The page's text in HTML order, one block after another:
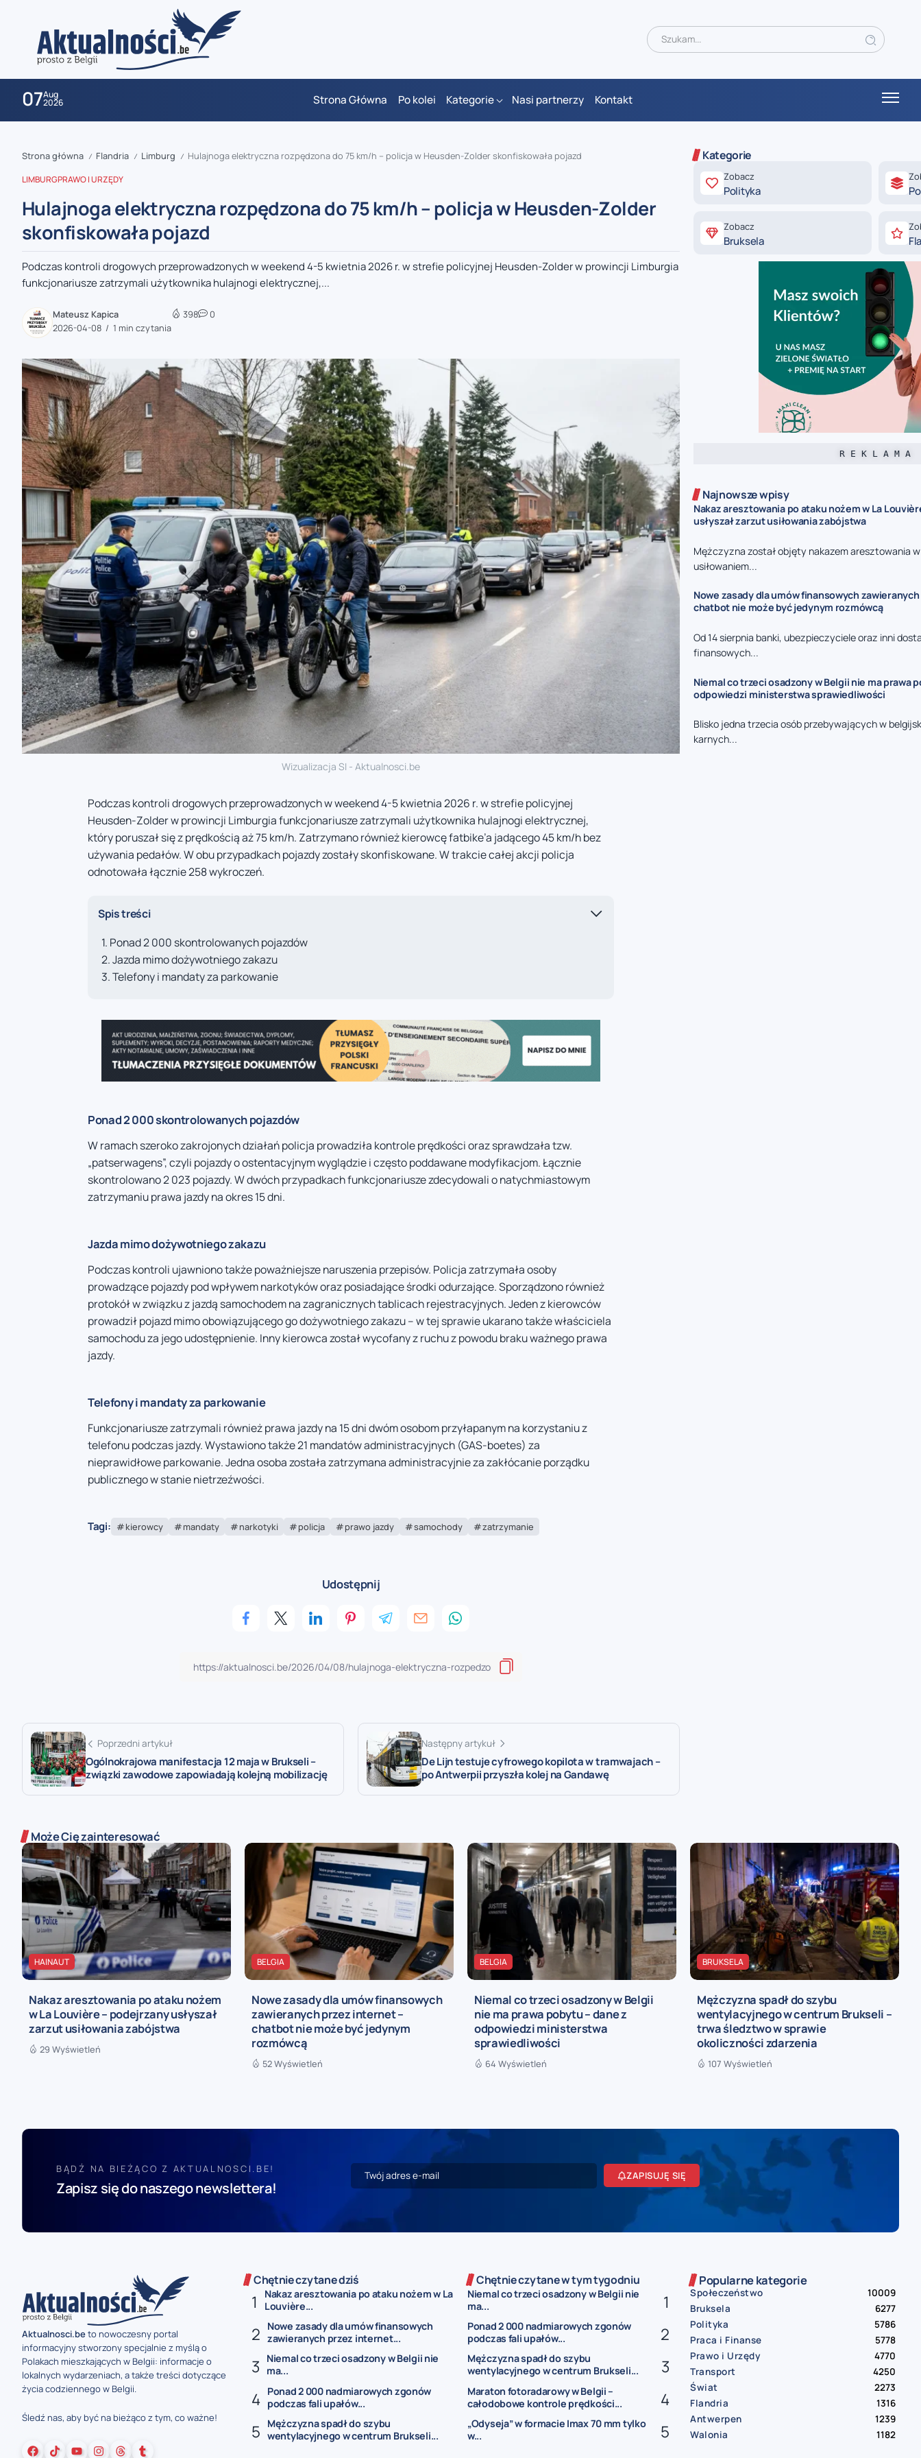
07Aug
2026 Strona Główna Po kolei Kategorie Nasi partnerzy Kontakt
zaobserwuj nas
zaobserwuj nas
zaobserwuj nas
zaobserwuj nas
zaobserwuj nas
Strona główna / Flandria / Limburg / Hulajnoga elektryczna rozpędzona do 75 km/h – policja w Heusden-Zolder skonfiskowała pojazd
LIMBURGPRAWO I URZĘDY
Hulajnoga elektryczna rozpędzona do 75 km/h – policja w Heusden-Zolder
skonfiskowała pojazd
Podczas kontroli drogowych przeprowadzonych w weekend 4-5 kwietnia 2026 r. w strefie policyjnej Heusden-Zolder w prowincji Limburgia
funkcjonariusze zatrzymali użytkownika hulajnogi elektrycznej,...
Mateusz Kapica
2026-04-08
1 min czytania
398 0
Wizualizacja SI - Aktualnosci.be
Podczas kontroli drogowych przeprowadzonych w weekend 4-5 kwietnia 2026 r. w strefie policyjnej
Heusden-Zolder w prowincji Limburgia funkcjonariusze zatrzymali użytkownika hulajnogi elektrycznej,
który poruszał się z prędkością aż 75 km/h. Zatrzymano również kierowcę fatbike’a jadącego 45 km/h bez
używania pedałów. W obu przypadkach pojazdy zostały skonfiskowane. W trakcie całej akcji policja
odnotowała łącznie 258 wykroczeń.
Spis treści
Ponad 2 000 skontrolowanych pojazdów
Jazda mimo dożywotniego zakazu
Telefony i mandaty za parkowanie
Ponad 2 000 skontrolowanych pojazdów
W ramach szeroko zakrojonych działań policja prowadziła kontrole prędkości oraz sprawdzała tzw.
„patserwagens”, czyli pojazdy o ostentacyjnym wyglądzie i często poddawane modyfikacjom. Łącznie
skontrolowano 2 023 pojazdy. W dwóch przypadkach funkcjonariusze zdecydowali o natychmiastowym
zatrzymaniu prawa jazdy na okres 15 dni.
Jazda mimo dożywotniego zakazu
Podczas kontroli ujawniono także poważniejsze naruszenia przepisów. Policja zatrzymała osoby
prowadzące pojazdy pod wpływem narkotyków oraz posiadające środki odurzające. Sporządzono również
protokół w związku z jazdą samochodem na zagranicznych tablicach rejestracyjnych. Jeden z kierowców
prowadził pojazd mimo obowiązującego go dożywotniego zakazu – w tej sprawie ukarano także właściciela
samochodu za jego udostępnienie. Inny kierowca został wycofany z ruchu z powodu braku ważnego prawa
jazdy.
Telefony i mandaty za parkowanie
Funkcjonariusze zatrzymali również prawa jazdy na 15 dni dwóm osobom przyłapanym na korzystaniu z
telefonu podczas jazdy. Wystawiono także 21 mandatów administracyjnych (GAS-boetes) za
nieprawidłowe parkowanie. Jedna osoba została zatrzymana administracyjnie za zakłócanie porządku
publicznego w stanie nietrzeźwości.
Tagi: kierowcy mandaty narkotyki policja prawo jazdy samochody zatrzymanie
Udostępnij
Poprzedni artykuł
Ogólnokrajowa manifestacja 12 maja w Brukseli –
związki zawodowe zapowiadają kolejną mobilizację
Następny artykuł
De Lijn testuje cyfrowego kopilota w tramwajach –
po Antwerpii przyszła kolej na Gandawę
Kategorie
Zobacz
Polityka
Zobacz
Bruksela
R E K L A M A
Najnowsze wpisy
Nakaz aresztowania po ataku nożem w La
usłyszał zarzut usiłowania zabójstwa
Mężczyzna został objęty nakazem aresztowania
usiłowaniem...
Nowe zasady dla umów finansowych
chatbot nie może być jedynym rozmówcą
Od 14 sierpnia banki, ubezpieczyciele oraz inni
finansowych...
Niemal co trzeci osadzony w Belgii nie ma prawa
odpowiedzi ministerstwa sprawiedliwości
Blisko jedna trzecia osób przebywających w
karnych...
Może Cię zainteresować
HAINAUT
Nakaz aresztowania po ataku nożem
w La Louvière – podejrzany usłyszał
zarzut usiłowania zabójstwa
29 Wyświetleń
BELGIA
Nowe zasady dla umów finansowych
zawieranych przez internet –
chatbot nie może być jedynym
rozmówcą
52 Wyświetleń
BELGIA
Niemal co trzeci osadzony w Belgii
nie ma prawa pobytu – dane z
odpowiedzi ministerstwa
sprawiedliwości
64 Wyświetleń
BRUKSELA
Mężczyzna spadł do szybu
wentylacyjnego w centrum Brukseli –
trwa śledztwo w sprawie
okoliczności zdarzenia
107 Wyświetleń
BĄDŹ NA BIEŻĄCO Z AKTUALNOSCI.BE!
Zapisz się do naszego newslettera!
ZAPISUJĘ SIĘ
Aktualnosci.beto nowoczesny portal
informacyjny stworzony specjalnie z myślą o
Polakach mieszkających w Belgii: informacje o
lokalnych wydarzeniach, a także treści dotyczące
życia codziennego w Belgii.
Śledź nas, aby być na bieżąco z tym, co ważne!
Chętnie czytane dziś
Nakaz aresztowania po ataku nożem w La
Louvière...
Nowe zasady dla umów finansowych
zawieranych przez internet...
Niemal co trzeci osadzony w Belgii nie
ma...
Ponad 2 000 nadmiarowych zgonów
podczas fali upałów...
Mężczyzna spadł do szybu
wentylacyjnego w centrum Brukseli...
Chętnie czytane w tym tygodniu
Niemal co trzeci osadzony w Belgii nie
ma...
Ponad 2 000 nadmiarowych zgonów
podczas fali upałów...
Mężczyzna spadł do szybu
wentylacyjnego w centrum Brukseli...
Maraton fotoradarowy w Belgii –
całodobowe kontrole prędkości...
„Odyseja” w formacie Imax 70 mm tylko
w...
Popularne kategorie
Społeczeństwo
10009
Bruksela
6277
Polityka
5786
Praca i Finanse
5778
Prawo i Urzędy
4770
Transport
4250
Świat
2273
Flandria
1316
Antwerpen
1239
Walonia
1182